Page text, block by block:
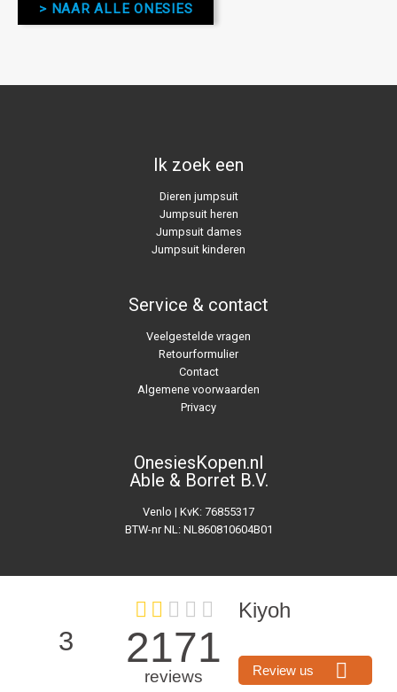
> NAAR ALLE ONESIES
Ik zoek een
Dieren jumpsuit
Jumpsuit heren
Jumpsuit dames
Jumpsuit kinderen
Service & contact
Veelgestelde vragen
Retourformulier
Contact
Algemene voorwaarden
Privacy
OnesiesKopen.nl
Able & Borret B.V.
Venlo | KvK: 76855317
BTW-nr NL: NL860810604B01